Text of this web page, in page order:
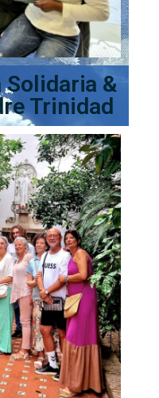
Solidaria &
Trinidad